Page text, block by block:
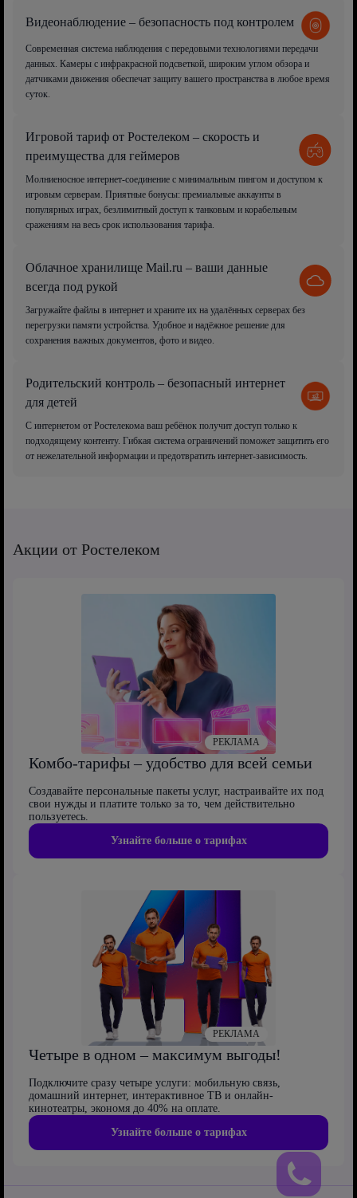
Видеонаблюдение – безопасность под контролем
Современная система наблюдения с передовыми технологиями передачи
данных. Камеры с инфракрасной подсветкой, широким углом обзора и
датчиками движения обеспечат защиту вашего пространства в любое время
суток.
Игровой тариф от Ростелеком – скорость и
преимущества для геймеров
Молниеносное интернет-соединение с минимальным пингом и доступом к
игровым серверам. Приятные бонусы: премиальные аккаунты в
популярных играх, безлимитный доступ к танковым и корабельным
сражениям на весь срок использования тарифа.
Облачное хранилище Mail.ru – ваши данные
всегда под рукой
Загружайте файлы в интернет и храните их на удалённых серверах без
перегрузки памяти устройства. Удобное и надёжное решение для
сохранения важных документов, фото и видео.
Родительский контроль – безопасный интернет
для детей
С интернетом от Ростелекома ваш ребёнок получит доступ только к
подходящему контенту. Гибкая система ограничений поможет защитить его
от нежелательной информации и предотвратить интернет-зависимость.
Акции от Ростелеком
Комбо-тарифы – удобство для всей семьи
Создавайте персональные пакеты услуг, настраивайте их под
свои нужды и платите только за то, чем действительно
пользуетесь.
Узнайте больше о тарифах
РЕКЛАМА
Четыре в одном – максимум выгоды!
Подключите сразу четыре услуги: мобильную связь,
домашний интернет, интерактивное ТВ и онлайн-
кинотеатры, экономя до 40% на оплате.
Узнайте больше о тарифах
РЕКЛАМА